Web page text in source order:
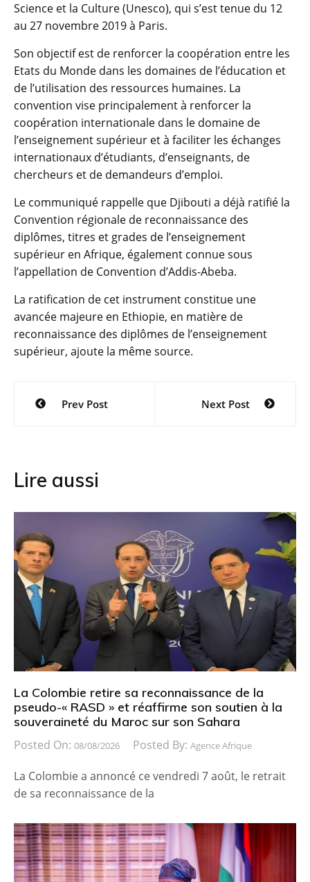
Science et la Culture (Unesco), qui s’est tenue du 12
au 27 novembre 2019 à Paris.
Son objectif est de renforcer la coopération entre les
Etats du Monde dans les domaines de l’éducation et
de l’utilisation des ressources humaines. La
convention vise principalement à renforcer la
coopération internationale dans le domaine de
l’enseignement supérieur et à faciliter les échanges
internationaux d’étudiants, d’enseignants, de
chercheurs et de demandeurs d’emploi.
Le communiqué rappelle que Djibouti a déjà ratifié la
Convention régionale de reconnaissance des
diplômes, titres et grades de l’enseignement
supérieur en Afrique, également connue sous
l’appellation de Convention d’Addis-Abeba.
La ratification de cet instrument constitue une
avancée majeure en Ethiopie, en matière de
reconnaissance des diplômes de l’enseignement
supérieur, ajoute la même source.
Navigation
Prev Post Next Post
Lire aussi
La Colombie retire sa reconnaissance de la
pseudo-« RASD » et réaffirme son soutien à la
souveraineté du Maroc sur son Sahara
Posted On: 08/08/2026 Posted By: Agence Afrique
La Colombie a annoncé ce vendredi 7 août, le retrait
de sa reconnaissance de la